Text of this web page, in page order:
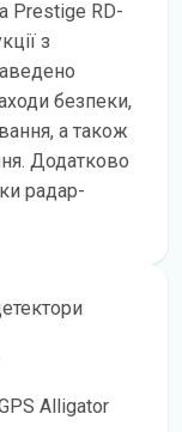
Prestige RD-
з
безпеки,
а також
Додатково
радар-
Alligator